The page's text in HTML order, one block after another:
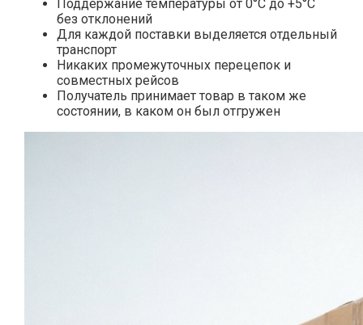
Поддержание температуры от 0°С до +5°С
без отклонений
Для каждой поставки выделяется отдельный
транспорт
Никаких промежуточных перецепок и
совместных рейсов
Получатель принимает товар в таком же
состоянии, в каком он был отгружен